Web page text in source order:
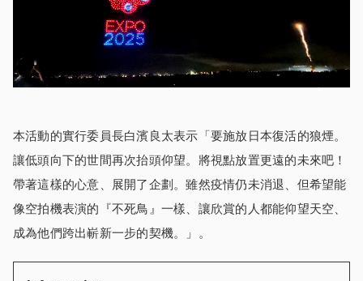
本活動的實行委員長白濱良太表示「要施放日本復活的狼煙。
讓低頭向下的世間再次抬頭仰望。將視點放置更遠的未來吧！
帶著這樣的心意、展開了企劃。雖然疫情仍未消退、但希望能
像空拍機表演的『不死鳥』一樣、讓欣賞的人都能仰望天空、
成為他們跨出嶄新一步的契機。」。